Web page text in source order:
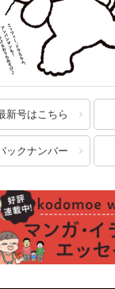
新号はこちら
ックナンバー